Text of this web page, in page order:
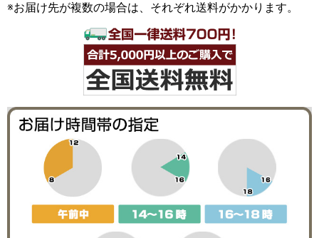
※お届け先が複数の場合は、それぞれ送料がかかります。